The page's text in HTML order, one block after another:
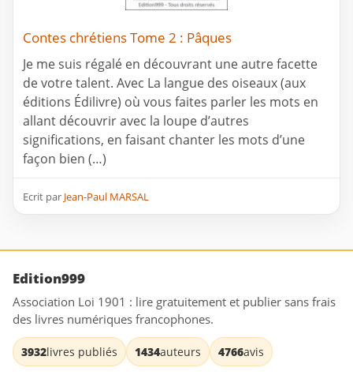
Contes chrétiens Tome 2 : Pâques
Je me suis régalé en découvrant une autre facette
de votre talent. Avec La langue des oiseaux (aux
éditions Édilivre) où vous faites parler les mots en
allant découvrir avec la loupe d’autres
significations, en faisant chanter les mots d’une
façon bien (…)
Ecrit par Jean-Paul MARSAL
Edition999
Association Loi 1901 : lire gratuitement et publier sans frais
des livres numériques francophones.
3932livres publiés 1434auteurs 4766avis